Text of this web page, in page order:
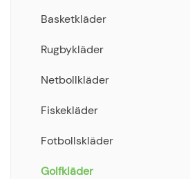
Kort
Luvtröja
Träningsoveraller Jackor/byxor
Skjortor/boardshorts
Full SubliMation Teamwear
Basketkläder
Rugbykläder
Netbollkläder
Fiskekläder
Fotbollskläder
Golfkläder